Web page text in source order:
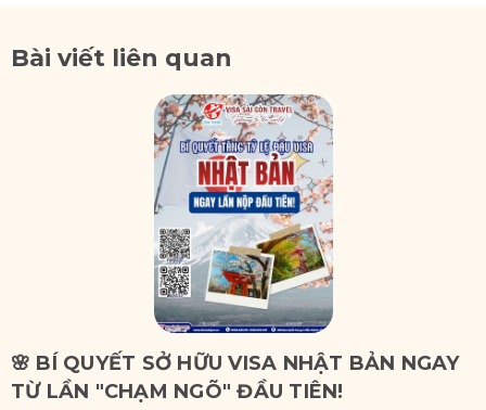
Bài viết liên quan
🌸 BÍ QUYẾT SỞ HỮU VISA NHẬT BẢN NGAY
TỪ LẦN "CHẠM NGÕ" ĐẦU TIÊN!